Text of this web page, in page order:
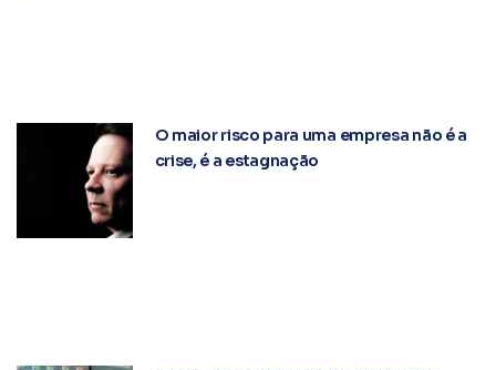
O maior risco para uma empresa não é a
crise, é a estagnação